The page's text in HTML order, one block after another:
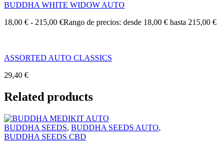
BUDDHA WHITE WIDOW AUTO
18,00 € - 215,00 €Rango de precios: desde 18,00 € hasta 215,00 €
ASSORTED AUTO CLASSICS
29,40 €
Related products
BUDDHA SEEDS, BUDDHA SEEDS AUTO,
BUDDHA SEEDS CBD